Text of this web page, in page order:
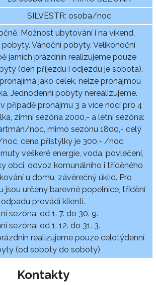
SILVESTR: osoba/noc
Možnost ubytování i na víkend.
Vánoční pobyty. Velikonoční
jarních prázdnin realizujeme pouze
(den příjezdu i odjezdu je sobota).
jako celek, nelze pronajmou
Jednodenní pobyty nerealizujeme.
případě pronájmu 3 a více nocí pro 4
zimní sezóna 2000,- a letní sezóna:
noc, mimo sezónu 1800,- celý
cena přistýlky je 300,- /noc.
veškeré energie, voda, povlečení,
obci, odvoz komunálního i tříděného
u domu, závěrečný úklid. Pro
jsou určeny barevné popelnice, třídění
odpadu provádí klienti.
sezóna: od 1. 7. do 30. 9.
sezóna: od 1. 12. do 31. 3.
realizujeme pouze celotýdenní
(od soboty do soboty)
Kontakty